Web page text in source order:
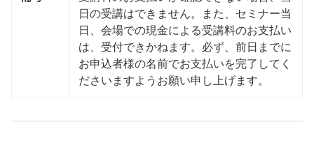
日の受講はできません。また、セミナー当
日、会場での現金による受講料のお支払い
は、受付できかねます。必ず、前日までに
お申込者様の名前でお支払いを完了してく
ださいますようお願い申し上げます。